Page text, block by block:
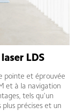
LDS
pointe et éprouvée
et à la navigation
tels qu'un
précises et un